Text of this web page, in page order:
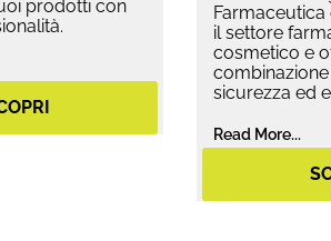
prodotti con
il settore
cosmetico e
sicurezza ed
Read More...